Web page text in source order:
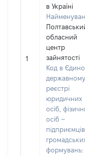
1
в Україні
обласний
центр
зайнятості
Код в
державному
реєстрі
юридичних
осіб,
осіб –
формувань: